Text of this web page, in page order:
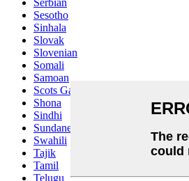
Sesotho
Sinhala
Slovak
Slovenian
Somali
Samoan
Scots Gaelic
Shona
Sindhi
Sundanese
Swahili
Tajik
Tamil
Telugu